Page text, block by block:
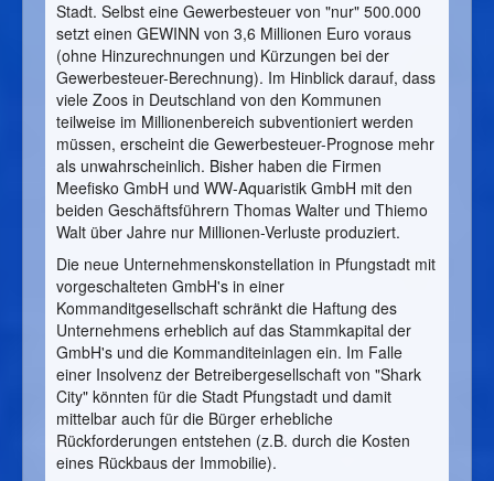
Stadt. Selbst eine Gewerbesteuer von "nur" 500.000
setzt einen GEWINN von 3,6 Millionen Euro voraus
(ohne Hinzurechnungen und Kürzungen bei der
Gewerbesteuer-Berechnung). Im Hinblick darauf, dass
viele Zoos in Deutschland von den Kommunen
teilweise im Millionenbereich subventioniert werden
müssen, erscheint die Gewerbesteuer-Prognose mehr
als unwahrscheinlich. Bisher haben die Firmen
Meefisko GmbH und WW-Aquaristik GmbH mit den
beiden Geschäftsführern Thomas Walter und Thiemo
Walt über Jahre nur Millionen-Verluste produziert.
Die neue Unternehmenskonstellation in Pfungstadt mit
vorgeschalteten GmbH's in einer
Kommanditgesellschaft schränkt die Haftung des
Unternehmens erheblich auf das Stammkapital der
GmbH's und die Kommanditeinlagen ein. Im Falle
einer Insolvenz der Betreibergesellschaft von "Shark
City" könnten für die Stadt Pfungstadt und damit
mittelbar auch für die Bürger erhebliche
Rückforderungen entstehen (z.B. durch die Kosten
eines Rückbaus der Immobilie).